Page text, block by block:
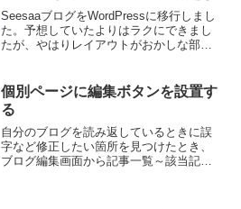
SeesaaブログをWordPressに移行しまし
た。予想していたよりはラクにできまし
たが、やはりレイアウトがおかしな部分
調整していきます。備忘録として、引越
しの手順を...
個別ページに編集ボタンを設置す
る
自分のブログを読み返しているときに誤
字など修正したい箇所を見つけたとき、
ブログ編集画面から記事一覧～該当記事